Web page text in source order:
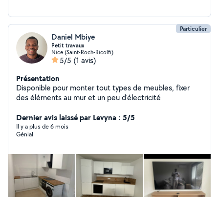
Particulier
Daniel Mbiye
Petit travaux
Nice (Saint-Roch-Ricolfi)
5/5 (1 avis)
Présentation
Disponible pour monter tout types de meubles, fixer
des éléments au mur et un peu d'électricité
Dernier avis laissé par Levyna : 5/5
Il y a plus de 6 mois
Génial